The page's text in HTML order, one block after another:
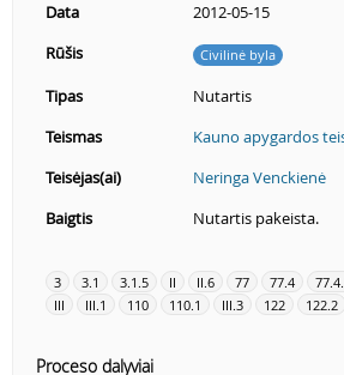
Data
2012-05-15
Rūšis
Civilinė byla
Tipas
Nutartis
Teismas
Kauno apygardos
Teisėjas(ai)
Neringa Venckienė
Baigtis
Nutartis pakeista.
3 3.1 3.1.5 II II.6 77 77.4
III
III.1 110 110.1 III.3 122 122.2
Proceso dalyviai